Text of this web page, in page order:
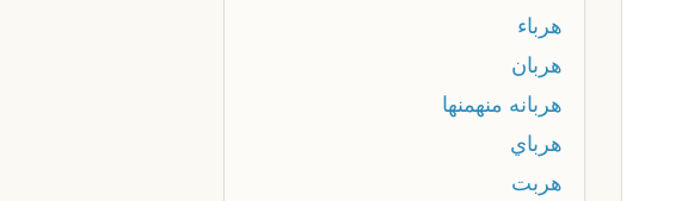
هرباء
هربان
هربانه منهمنها
هرباي
هربت